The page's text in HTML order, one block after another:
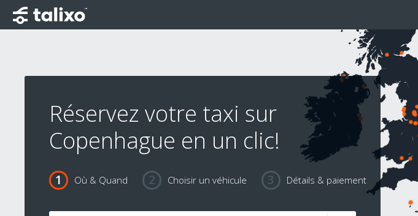
Réservez votre taxi sur
Copenhague en un clic!
Où & Quand Choisir un véhicule Détails & paiement